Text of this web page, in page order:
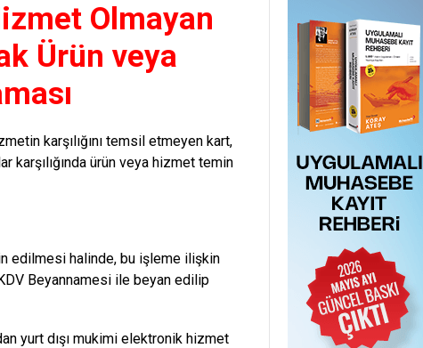
Olmayan
Ürün veya
karşılığını temsil etmeyen kart,
karşılığında ürün veya hizmet temin
edilmesi halinde, bu işleme ilişkin
Beyannamesi ile beyan edilip
yurt dışı mukimi elektronik hizmet